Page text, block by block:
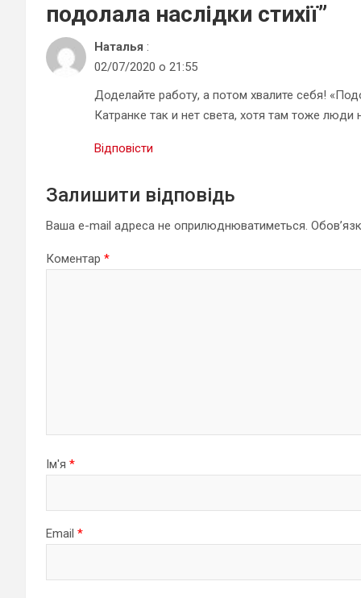
подолала наслідки стихії”
Наталья :
02/07/2020 о 21:55
Доделайте работу, а потом хвалите себя!
Катранке так и нет света, хотя там тоже
Відповісти
Залишити відповідь
Ваша e-mail адреса не оприлюднюватиметься.
Коментар *
Ім'я *
Email *